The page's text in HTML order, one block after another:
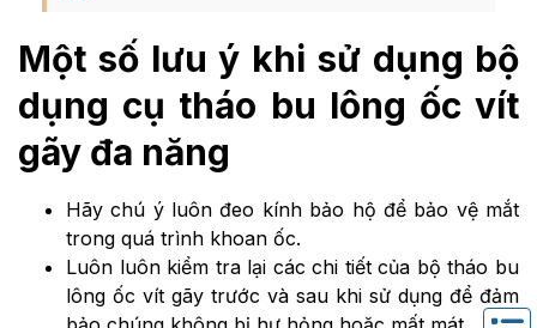
Một số lưu ý khi sử dụng bộ
dụng cụ tháo bu lông ốc vít
gãy đa năng
Hãy chú ý luôn đeo kính bảo hộ để bảo vệ mắt
trong quá trình khoan ốc.
Luôn luôn kiểm tra lại các chi tiết của bộ tháo bu
lông ốc vít gãy trước và sau khi sử dụng để đảm